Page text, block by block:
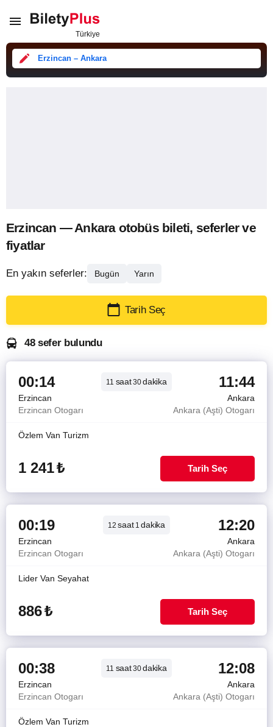
Erzincan – Ankara
Erzincan — Ankara otobüs bileti, seferler ve
fiyatlar
En yakın seferler: Bugün Yarın
Tarih Seç
48 sefer bulundu
00:14 11 saat30dakika 11:44
Erzincan
Ankara
Erzincan Otogarı
Ankara (Aşti) Otogarı
Özlem Van Turizm
1 241₺ Tarih Seç
00:19 12saat1dakika 12:20
Erzincan
Ankara
Erzincan Otogarı
Ankara (Aşti) Otogarı
Lider Van Seyahat
886₺ Tarih Seç
00:38 11 saat30dakika 12:08
Erzincan
Ankara
Erzincan Otogarı
Ankara (Aşti) Otogarı
Özlem Van Turizm